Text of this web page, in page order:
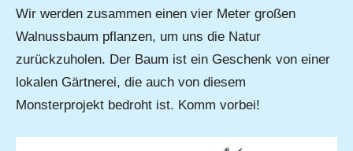
Wir werden zusammen einen vier Meter großen
Walnussbaum pflanzen, um uns die Natur
zurückzuholen. Der Baum ist ein Geschenk von einer
lokalen Gärtnerei, die auch von diesem
Monsterprojekt bedroht ist. Komm vorbei!